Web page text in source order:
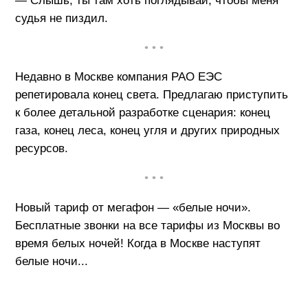
судья не пиздил.
• • •
Недавно в Москве компания РАО ЕЭС
репетировала конец света. Предлагаю приступить
к более детальной разработке сценария: конец
газа, конец леса, конец угля и других природных
ресурсов.
• • •
Новый тариф от мегафон — «белые ночи».
Бесплатные звонки на все тарифы из Москвы во
время белых ночей! Когда в Москве наступят
белые ночи...